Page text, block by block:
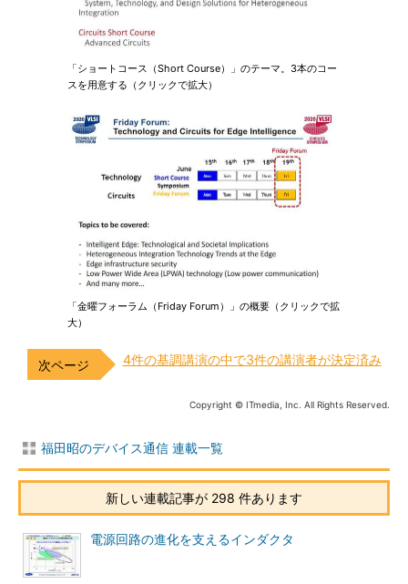
「ショートコース（Short Course）」のテーマ。3本のコー
スを用意する（クリックで拡大）
「金曜フォーラム（Friday Forum）」の概要（クリックで拡
大）
4件の基調講演の中で3件の講演者が決定済み
Copyright © ITmedia, Inc. All Rights Reserved.
福田昭のデバイス通信 連載一覧
新しい連載記事が 298 件あります
電源回路の進化を支えるインダクタ